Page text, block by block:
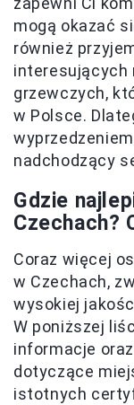
mogą okazać
również
interesujących
grzewczych,
w Polsce.
nadchodzący
Gdzie
Czechach?
Coraz więcej
w Czechach,
wysokiej
W poniższej
informacje
dotyczące
istotnych